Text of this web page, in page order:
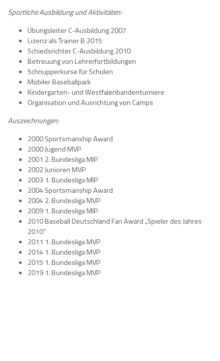
Sportliche Ausbildung und Aktivitäten:
Übungsleiter C-Ausbildung 2007
Lizenz als Trainer B 2015
Schiedsrichter C-Ausbildung 2010
Betreuung von Lehrerfortbildungen
Schnupperkurse für Schulen
Mobiler Baseballpark
Kindergarten- und Westfalenbandenturniere
Organisation und Ausrichtung von Camps
Auszeichnungen:
2000 Sportsmanship Award
2000 Jugend MVP
2001 2. Bundesliga MIP
2002 Junioren MVP
2003 1. Bundesliga MIP
2004 Sportsmanship Award
2004 2. Bundesliga MVP
2009 1. Bundesliga MIP
2010 Baseball Deutschland Fan Award „Spieler des Jahres
2010“
2011 1. Bundesliga MVP
2014 1. Bundesliga MVP
2015 1. Bundesliga MVP
2019 1. Bundesliga MVP